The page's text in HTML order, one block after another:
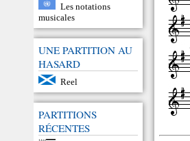
Les notations
musicales
UNE PARTITION AU
HASARD
Reel
PARTITIONS
RÉCENTES